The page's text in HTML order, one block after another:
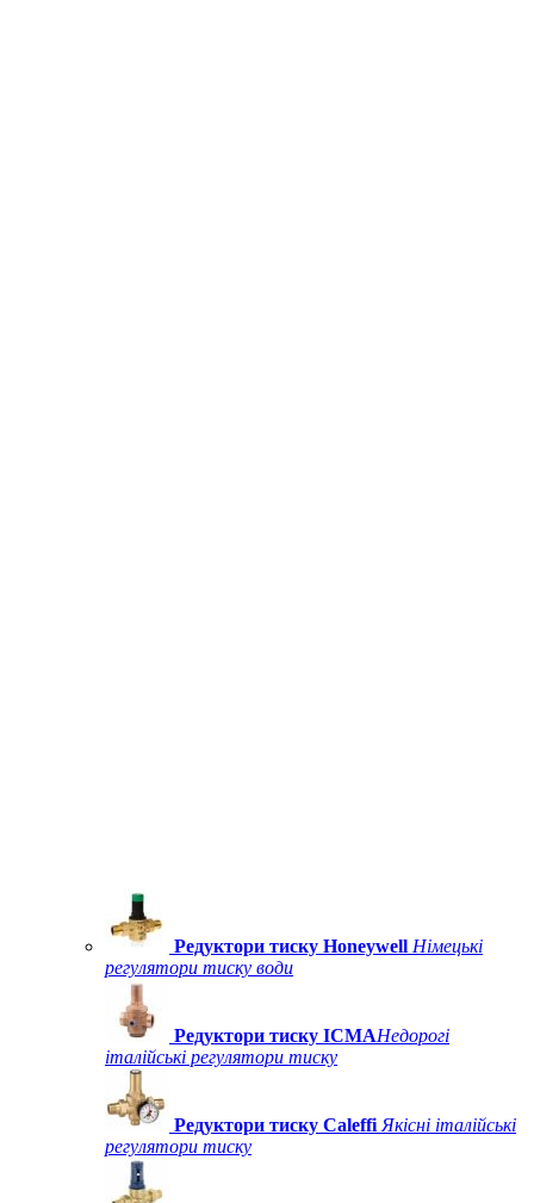
Редуктори тиску Honeywell Німецькі
регулятори тиску води
Редуктори тиску ICMAНедорогі
італійські регулятори тиску
Редуктори тиску Caleffi Якісні італійські
регулятори тиску